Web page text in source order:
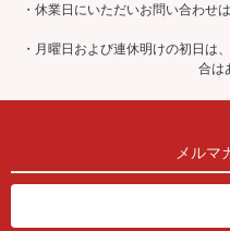
・休業日にいただいお問い合わせ
・月曜日および連休明けの初日は
合は
メルマ